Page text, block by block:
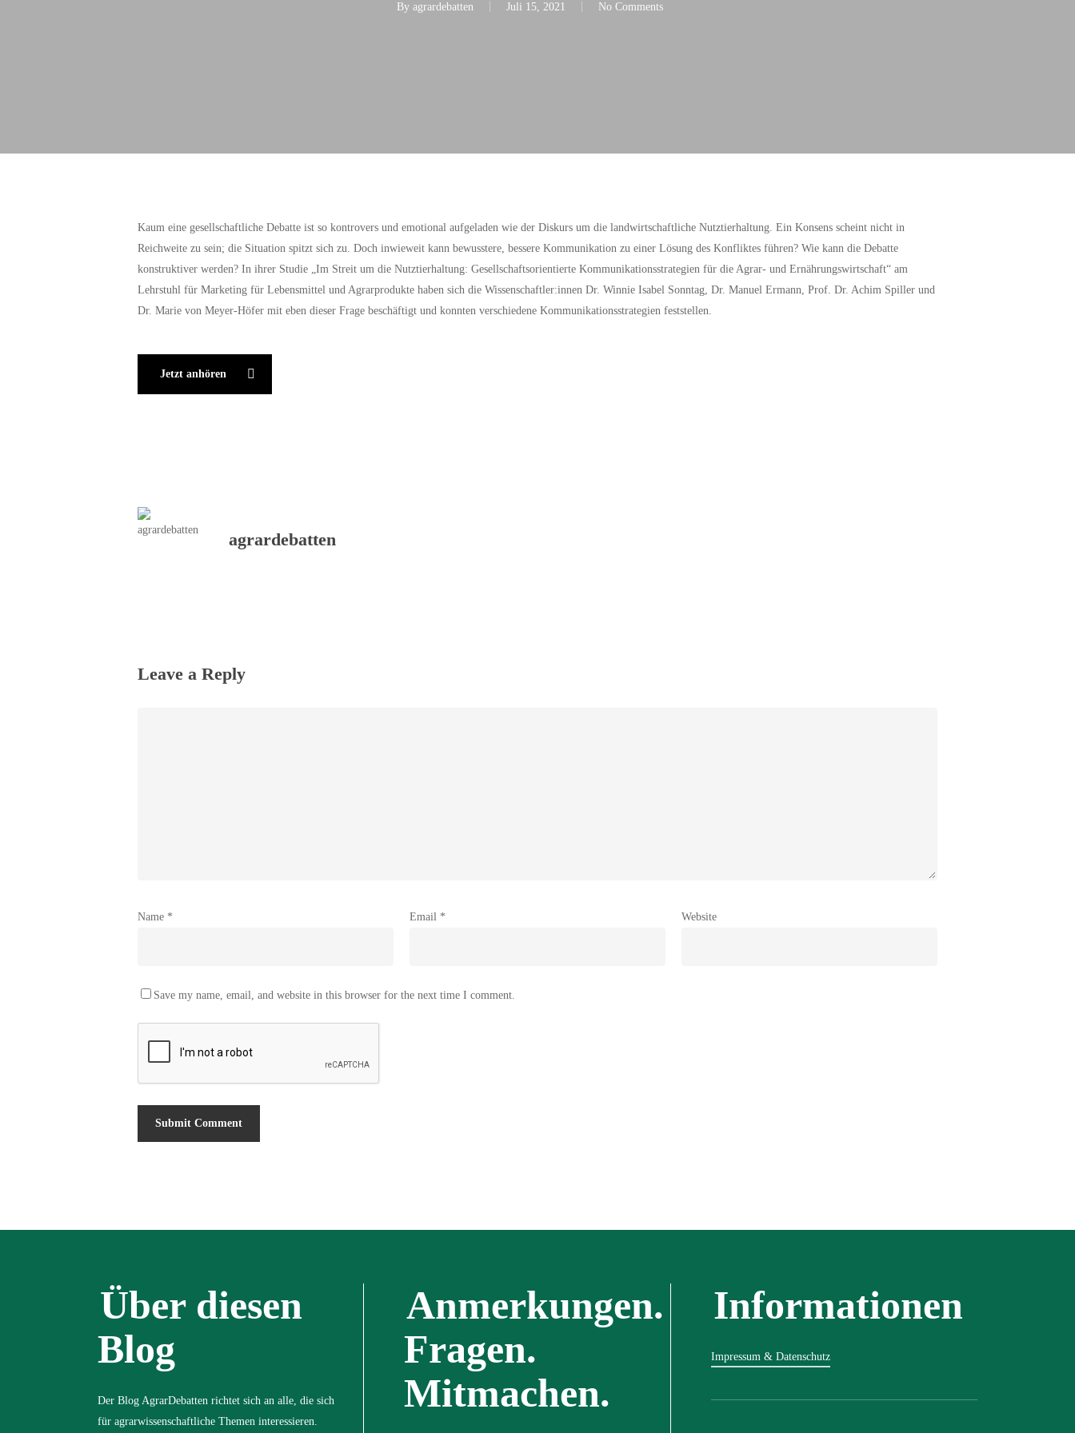
By agrardebatten Juli 15, 2021 No Comments
Kaum eine gesellschaftliche Debatte ist so kontrovers und emotional aufgeladen wie der Diskurs um die landwirtschaftliche Nutztierhaltung. Ein Konsens scheint nicht in
Reichweite zu sein; die Situation spitzt sich zu. Doch inwieweit kann bewusstere, bessere Kommunikation zu einer Lösung des Konfliktes führen? Wie kann die Debatte
konstruktiver werden? In ihrer Studie „Im Streit um die Nutztierhaltung: Gesellschaftsorientierte Kommunikationsstrategien für die Agrar- und Ernährungswirtschaft“ am
Lehrstuhl für Marketing für Lebensmittel und Agrarprodukte haben sich die Wissenschaftler:innen Dr. Winnie Isabel Sonntag, Dr. Manuel Ermann, Prof. Dr. Achim Spiller und
Dr. Marie von Meyer-Höfer mit eben dieser Frage beschäftigt und konnten verschiedene Kommunikationsstrategien feststellen.
Jetzt anhören
agrardebatten
Leave a Reply
Name * Email * Website
Save my name, email, and website in this browser for the next time I comment.
Über diesen
Blog
Der Blog AgrarDebatten richtet sich an alle, die sich
für agrarwissenschaftliche Themen interessieren.
Anmerkungen.
Fragen.
Mitmachen.
Informationen
Impressum & Datenschutz